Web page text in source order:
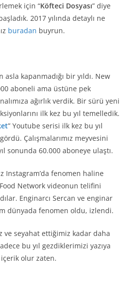
için “Köfteci Dosyası” diye
2017 yılında detaylı ne
buradan buyrun.
kapanmadığı bir yıldı. New
aboneli ama üstüne pek
ağırlık verdik. Bir sürü yeni
ilk kez bu yıl temelledik.
” Youtube serisi ilk kez bu yıl
Çalışmalarımız meyvesini
sonunda 60.000 aboneye ulaştı.
Instagram’da fenomen haline
Network videonun telifini
Enginarcı Sercan ve enginar
dünyada fenomen oldu, izlendi.
ve seyahat ettiğimiz kadar daha
bu yıl gezdiklerimizi yazıya
olur zaten.